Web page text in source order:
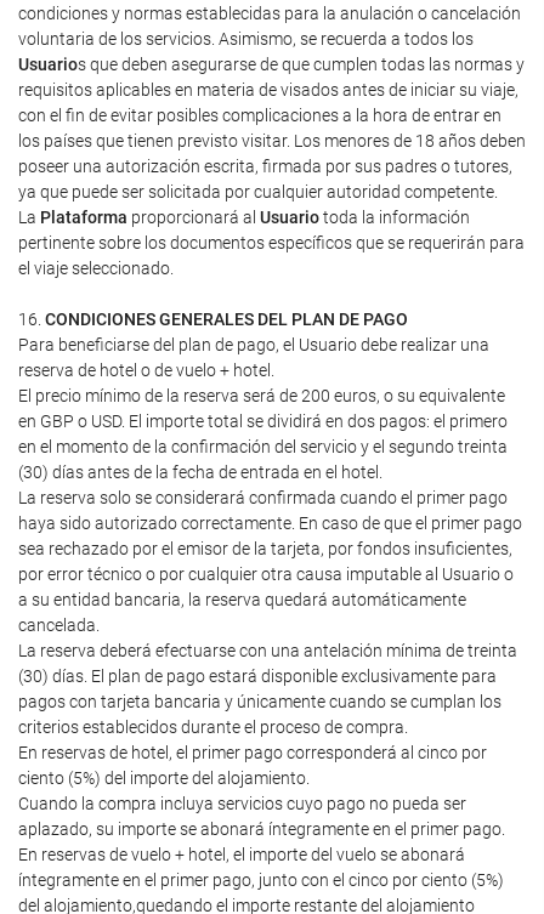
condiciones y normas establecidas para la anulación o cancelación
voluntaria de los servicios. Asimismo, se recuerda a todos los
Usuarios que deben asegurarse de que cumplen todas las normas y
requisitos aplicables en materia de visados antes de iniciar su viaje,
con el fin de evitar posibles complicaciones a la hora de entrar en
los países que tienen previsto visitar. Los menores de 18 años deben
poseer una autorización escrita, firmada por sus padres o tutores,
ya que puede ser solicitada por cualquier autoridad competente.
La Plataforma proporcionará al Usuariotoda la información
pertinente sobre los documentos específicos que se requerirán para
el viaje seleccionado.
16. CONDICIONES GENERALES DEL PLAN DE PAGO
Para beneficiarse del plan de pago, el Usuario debe realizar una
reserva de hotel o de vuelo + hotel.
El precio mínimo de la reserva será de 200 euros, o su equivalente
en GBP o USD. El importe total se dividirá en dos pagos: el primero
en el momento de la confirmación del servicio y el segundo treinta
(30) días antes de la fecha de entrada en el hotel.
La reserva solo se considerará confirmada cuando el primer pago
haya sido autorizado correctamente. En caso de que el primer pago
sea rechazado por el emisor de la tarjeta, por fondos insuficientes,
por error técnico o por cualquier otra causa imputable al Usuario o
a su entidad bancaria, la reserva quedará automáticamente
cancelada.
La reserva deberá efectuarse con una antelación mínima de treinta
(30) días. El plan de pago estará disponible exclusivamente para
pagos con tarjeta bancaria y únicamente cuando se cumplan los
criterios establecidos durante el proceso de compra.
En reservas de hotel, el primer pago corresponderá al cinco por
ciento (5%) del importe del alojamiento.
Cuando la compra incluya servicios cuyo pago no pueda ser
aplazado, su importe se abonará íntegramente en el primer pago.
En reservas de vuelo + hotel, el importe del vuelo se abonará
íntegramente en el primer pago, junto con el cinco por ciento (5%)
del alojamiento,quedando el importe restante del alojamiento